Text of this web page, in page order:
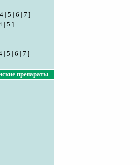
4 | 5 | 6 | 7 ]
| 5 ]
| 5 | 6 | 7 ]
препараты